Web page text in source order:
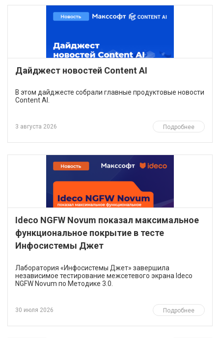
Дайджест новостей Content AI
В этом дайджесте собрали главные продуктовые новости
Content AI.
3 августа 2026 Подробнее
Ideco NGFW Novum показал максимальное
функциональное покрытие в тесте
Инфосистемы Джет
​Лаборатория «Инфосистемы Джет» завершила
независимое тестирование межсетевого экрана Ideco
NGFW Novum по Методике 3.0.
30 июля 2026 Подробнее